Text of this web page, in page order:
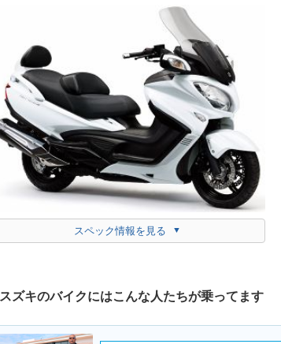
スペック情報を見る
スズキのバイクにはこんな人たちが乗ってます